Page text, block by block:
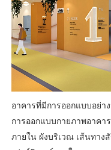
อาคารที่มีการออกแบบอย่
การออกแบบกายภาพอาค
ภายใน ผังบริเวณ เส้นทา